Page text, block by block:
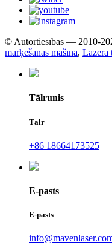
© Autortiesības — 2010-
marķēšanas mašīna, Lāzera
Tālrunis
Tālr
+86 18664173525
E-pasts
E-pasts